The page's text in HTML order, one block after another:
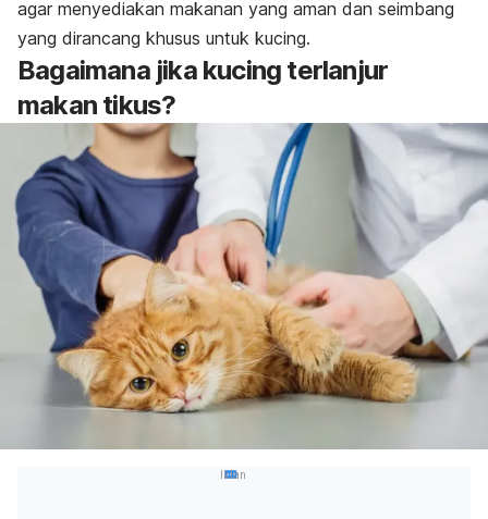
agar menyediakan makanan yang aman dan seimbang
yang dirancang khusus untuk kucing.
Bagaimana jika kucing terlanjur
makan tikus?
Iklan